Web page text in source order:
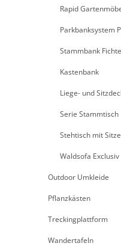
Rapid
Parkbanksystem
Stammbank Fichte
Kastenbank
Liege- und
Serie Stammtisch
Stehtisch mit
Waldsofa Exclusiv
Outdoor Umkleide
Pflanzkästen
Treckingplattform
Wandertafeln